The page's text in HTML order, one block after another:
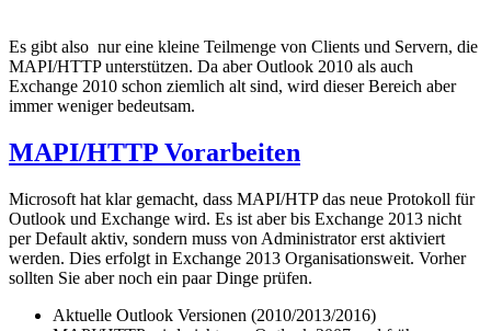
Es gibt also nur eine kleine Teilmenge von Clients und Servern, die
MAPI/HTTP unterstützen. Da aber Outlook 2010 als auch
Exchange 2010 schon ziemlich alt sind, wird dieser Bereich aber
immer weniger bedeutsam.
MAPI/HTTP Vorarbeiten
Microsoft hat klar gemacht, dass MAPI/HTP das neue Protokoll für
Outlook und Exchange wird. Es ist aber bis Exchange 2013 nicht
per Default aktiv, sondern muss von Administrator erst aktiviert
werden. Dies erfolgt in Exchange 2013 Organisationsweit. Vorher
sollten Sie aber noch ein paar Dinge prüfen.
Aktuelle Outlook Versionen (2010/2013/2016)